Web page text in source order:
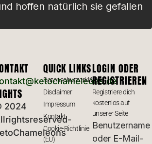
hoffen natürlich sie gefallen
2024
QUICK LINKS
Datenschutzerklärung
Disclaimer
Impressum
Kontakt
Cookie-Richtlinie
(EU)
LOGIN ODER
REGISTRIEREN
Registriere dich
kostenlos auf
unserer Seite
Benutzername
oder E-Mail-